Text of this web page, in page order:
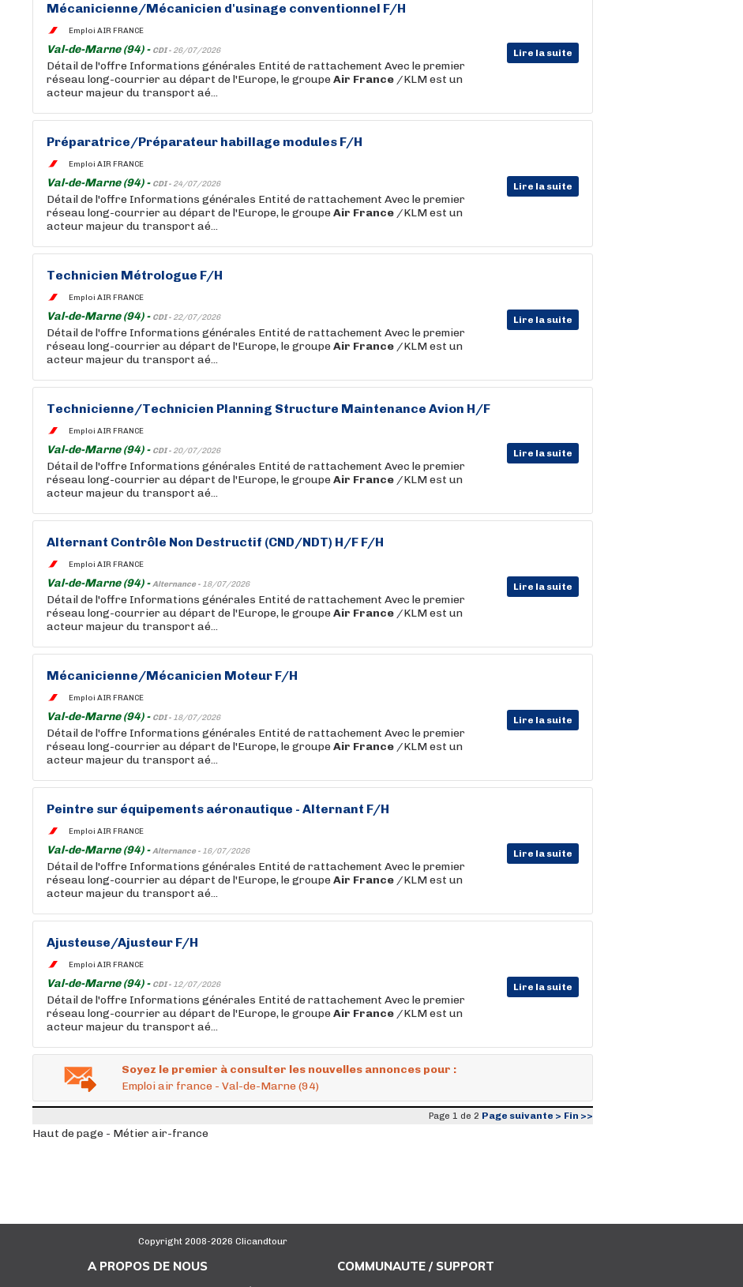
Mécanicienne/Mécanicien d'usinage conventionnel F/H
Emploi AIR FRANCE
Val-de-Marne (94) - CDI - 26/07/2026 Lire la suite
Détail de l'offre Informations générales Entité de rattachement Avec le premier
réseau long-courrier au départ de l'Europe, le groupeAir France /KLM est un
acteur majeur du transport aé...
Préparatrice/Préparateur habillage modules F/H
Emploi AIR FRANCE
Val-de-Marne (94) - CDI - 24/07/2026 Lire la suite
Détail de l'offre Informations générales Entité de rattachement Avec le premier
réseau long-courrier au départ de l'Europe, le groupeAir France /KLM est un
acteur majeur du transport aé...
Technicien Métrologue F/H
Emploi AIR FRANCE
Val-de-Marne (94) - CDI - 22/07/2026 Lire la suite
Détail de l'offre Informations générales Entité de rattachement Avec le premier
réseau long-courrier au départ de l'Europe, le groupeAir France /KLM est un
acteur majeur du transport aé...
Technicienne/Technicien Planning Structure Maintenance Avion H/F
Emploi AIR FRANCE
Val-de-Marne (94) - CDI - 20/07/2026 Lire la suite
Détail de l'offre Informations générales Entité de rattachement Avec le premier
réseau long-courrier au départ de l'Europe, le groupeAir France /KLM est un
acteur majeur du transport aé...
Alternant Contrôle Non Destructif (CND/NDT) H/F F/H
Emploi AIR FRANCE
Val-de-Marne (94) -Alternance - 18/07/2026 Lire la suite
Détail de l'offre Informations générales Entité de rattachement Avec le premier
réseau long-courrier au départ de l'Europe, le groupeAir France /KLM est un
acteur majeur du transport aé...
Mécanicienne/Mécanicien Moteur F/H
Emploi AIR FRANCE
Val-de-Marne (94) - CDI - 18/07/2026 Lire la suite
Détail de l'offre Informations générales Entité de rattachement Avec le premier
réseau long-courrier au départ de l'Europe, le groupeAir France /KLM est un
acteur majeur du transport aé...
Peintre sur équipements aéronautique - Alternant F/H
Emploi AIR FRANCE
Val-de-Marne (94) -Alternance - 16/07/2026 Lire la suite
Détail de l'offre Informations générales Entité de rattachement Avec le premier
réseau long-courrier au départ de l'Europe, le groupeAir France /KLM est un
acteur majeur du transport aé...
Ajusteuse/Ajusteur F/H
Emploi AIR FRANCE
Val-de-Marne (94) - CDI - 12/07/2026 Lire la suite
Détail de l'offre Informations générales Entité de rattachement Avec le premier
réseau long-courrier au départ de l'Europe, le groupeAir France /KLM est un
acteur majeur du transport aé...
Soyez le premier à consulter les nouvelles annonces pour :
Emploi air france - Val-de-Marne (94)
Page 1 de 2 Page suivante > Fin >>
Haut de page - Métier air-france
Copyright 2008-2026 Clicandtour
A PROPOS DE NOUS COMMUNAUTE / SUPPORT